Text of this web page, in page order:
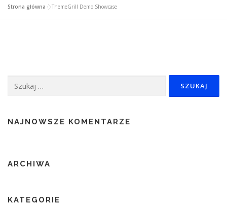
CERTYFIKACJA POBIERZ
Strona główna »ThemeGrill Demo Showcase
NAJNOWSZE KOMENTARZE
ARCHIWA
KATEGORIE